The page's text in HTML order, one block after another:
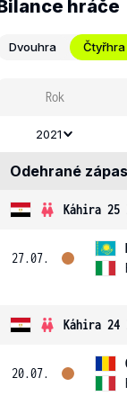
hráče
Dvouhra Čtyřhra
Rok
2021
Odehrané
Káhira 25
27.07.
Káhira 24
20.07.